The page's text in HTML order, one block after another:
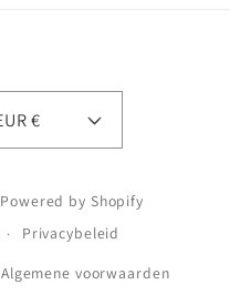
Nederland | EUR €
Powered by Shopify
Privacybeleid
Algemene voorwaarden